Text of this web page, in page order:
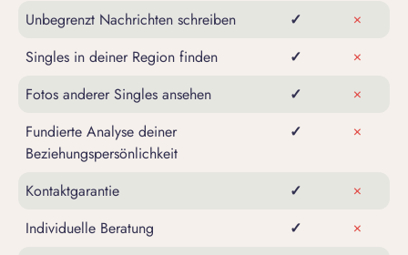
Unbegrenzt Nachrichten schreiben ✓ ×
Singles in deiner Region finden ✓ ×
Fotos anderer Singles ansehen ✓ ×
Fundierte Analyse deiner
Beziehungspersönlichkeit
✓ ×
Kontaktgarantie ✓ ×
Individuelle Beratung ✓ ×